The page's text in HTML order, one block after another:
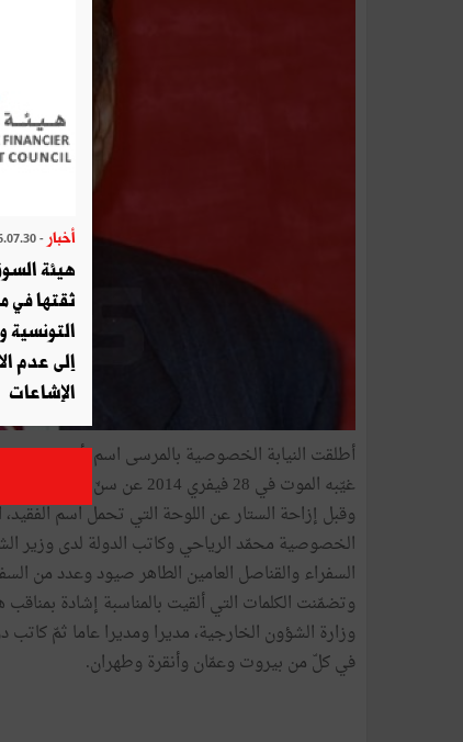
أطلقت النيابة الخصوصية بالمرسى اسم أحمد بن عرفة،
غيّبه الموت في 28 فيفري 2014 عن سنّ تناهز 86 عاما.
وقبل إزاحة الستار عن اللوحة التي تحمل اسم
الخصوصية محمّد الرياحي وكاتب الدولة لدى وزير
السفراء والقناصل العامين الطاهر صيود وعدد من
وتضمّنت الكلمات التي ألقيت بالمناسبة إشادة
وزارة الشؤون الخارجية، مديرا ومديرا عاما ثمّ كاتب
في كلّ من بيروت وعمّان وأنقرة وطهران.
أخبار - 2026.07.30
هيئة
ثقتها في
التونسية
إلى عدم
الإشاعات